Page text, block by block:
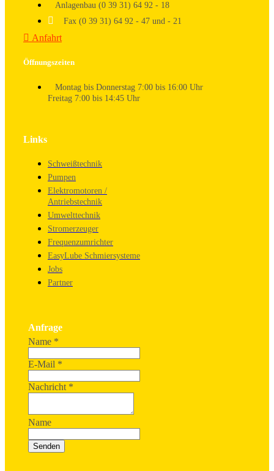
Anlagenbau (0 39 31) 64 92 - 18
Fax (0 39 31) 64 92 - 47 und - 21
Anfahrt
Öffnungszeiten
Montag bis Donnerstag 7:00 bis 16:00 Uhr
Freitag 7:00 bis 14:45 Uhr
Links
Schweißtechnik
Pumpen
Elektromotoren /
Antriebstechnik
Umwelttechnik
Stromerzeuger
Frequenzumrichter
EasyLube Schmiersysteme
Jobs
Partner
Anfrage
Name *
E-Mail *
Nachricht *
Name
Senden